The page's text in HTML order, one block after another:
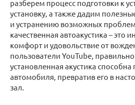
разберем процесс подготовки к
установку, а также дадим
и устранению возможных
качественная автоакустика – это
комфорт и удовольствие от
пользователи YouTube,
установленная акустика
автомобиля, превратив его в
зал.